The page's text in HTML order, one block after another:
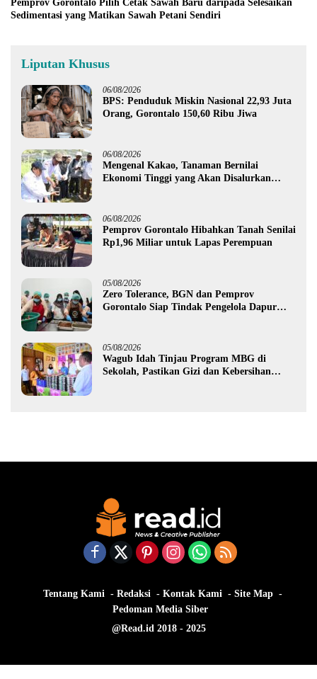
Pemprov Gorontalo Pilih Cetak Sawah Baru daripada Selesaikan
Sedimentasi yang Matikan Sawah Petani Sendiri
Liputan Khusus
06/08/2026
BPS: Penduduk Miskin Nasional 22,93 Juta
Orang, Gorontalo 150,60 Ribu Jiwa
06/08/2026
Mengenal Kakao, Tanaman Bernilai
Ekonomi Tinggi yang Akan Disalurkan
06/08/2026
Pemprov Gorontalo Hibahkan Tanah Senilai
Rp1,96 Miliar untuk Lapas Perempuan
05/08/2026
Zero Tolerance, BGN dan Pemprov
Gorontalo Siap Tindak Pengelola Dapur
05/08/2026
Wagub Idah Tinjau Program MBG di
Sekolah, Pastikan Gizi dan Kebersihan
Tentang Kami Redaksi Kontak Kami
Site Map
Pedoman Media Siber
@Read.id 2018 - 2025